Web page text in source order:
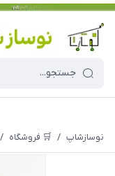
نوسازشاپ / 🛒 فروشگاه /